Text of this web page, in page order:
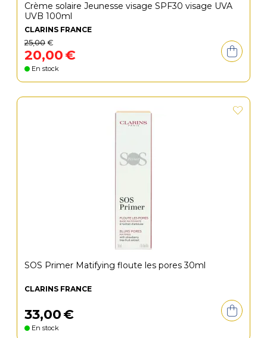
Crème solaire Jeunesse visage SPF30 visage UVA
UVB 100ml
CLARINS FRANCE
25,00€
20,00€
En stock
SOS Primer Matifying floute les pores 30ml
CLARINS FRANCE
33,00€
En stock